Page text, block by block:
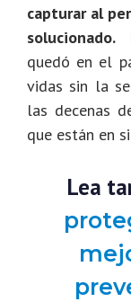
capturar al
solucionado.
quedó en el
vidas sin la
las decenas
que están en
Lea